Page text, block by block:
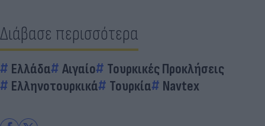
Διάβασε περισσότερα
Ελλάδα Αιγαίο
Τουρκικές Προκλήσεις
Ελληνοτουρκικά
Τουρκία Navtex